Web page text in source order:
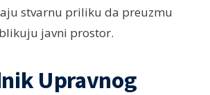
stvarnu priliku da preuzmu
javni prostor.
Upravnog